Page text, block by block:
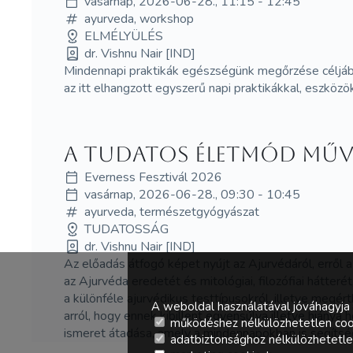
ayurveda, workshop
ELMÉLYÜLÉS
dr. Vishnu Nair [IND]
Mindennapi praktikák egészségünk megőrzése
az itt elhangzott egyszerű napi praktikákkal,
A Tudatos Életmód
Everness Fesztivál 2026
vasárnap, 2026-06-28., 09:30 - 10:45
ayurveda, természetgyógyászat
TUDATOSSÁG
dr. Vishnu Nair [IND]
Az előadás átfogó képet nyújt az Ajurvédáról, erről
az Ajurvéda eredetét és mitológiai, filozófiai
a különféle ajurvédikus testtípusokról, illetve
arról, hogy ennek kibillent egyensúlya illetve
ismeret átadása, amely a mindennapokban is
A weboldal használatával jóváhagyja
működéshez nélkülözhetetlen
adatbiztonsághoz